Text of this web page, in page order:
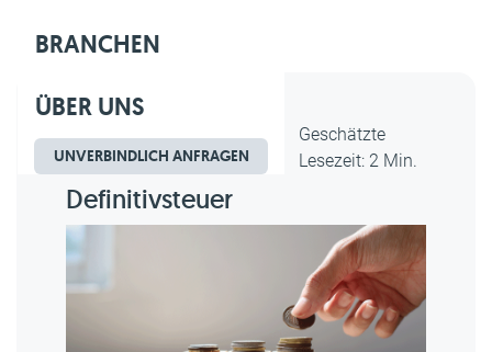
BRANCHEN
ÜBER UNS
UNVERBINDLICH ANFRAGEN
Dipl.-Kfm. Christian Gebert,
erstellt am 10.07.2025
Geschätzte
Lesezeit: 2 Min.
Definitivsteuer